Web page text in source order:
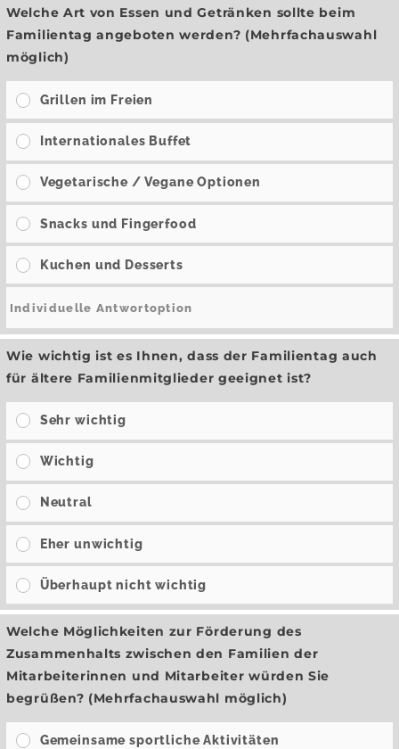
Welche Art von Essen und Getränken sollte beim
Familientag angeboten werden? (Mehrfachauswahl
möglich)
Grillen im Freien
Internationales Buffet
Vegetarische / Vegane Optionen
Snacks und Fingerfood
Kuchen und Desserts
Wie wichtig ist es Ihnen, dass der Familientag auch
für ältere Familienmitglieder geeignet ist?
Sehr wichtig
Wichtig
Neutral
Eher unwichtig
Überhaupt nicht wichtig
Welche Möglichkeiten zur Förderung des
Zusammenhalts zwischen den Familien der
Mitarbeiterinnen und Mitarbeiter würden Sie
begrüßen? (Mehrfachauswahl möglich)
Gemeinsame sportliche Aktivitäten